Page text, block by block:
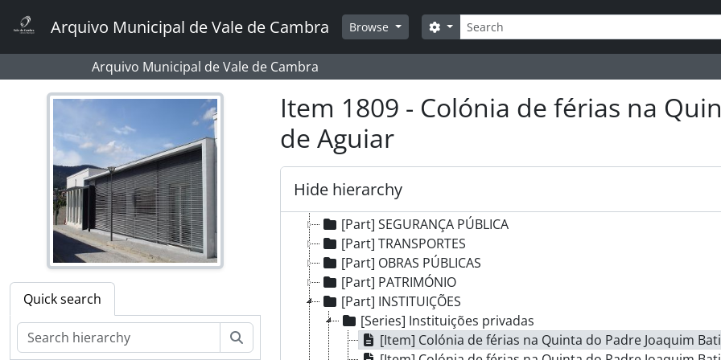
Arquivo Municipal de Vale de Cambra Browse Search
Search options
Arquivo Municipal de Vale de Cambra
Quick search
Item 1809 - Colónia de férias na
de Aguiar
Hide hierarchy
[Part] JUNTAS DE FREGUESIA
[Part] MOVIMENTO CULTURAL
[Part] DESPORTO
[Part] ENSINO
[Part] PANORÂMICAS
[Part] ATIVIDADE POLÍTICA
[Part] RELIGIÃO
[Part] RETRATOS
[Part] ANIMAIS
[Part] SEGURANÇA PÚBLICA
[Part] TRANSPORTES
[Part] OBRAS PÚBLICAS
[Part] PATRIMÓNIO
[Part] INSTITUIÇÕES
[Series] Instituições privadas
[Item] Colónia de férias na Quinta do Padre Joaquim